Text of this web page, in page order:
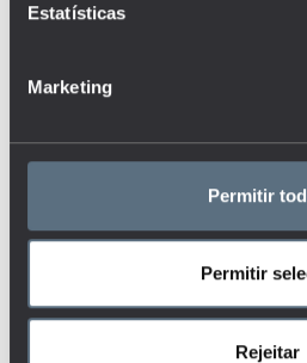
Estatísticas
Marketing
Permitir
Permitir
Rejeitar